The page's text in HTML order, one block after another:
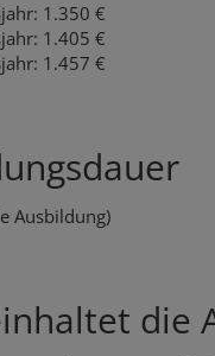
1.350 €
1.405 €
1.457 €
Ausbildung)
die